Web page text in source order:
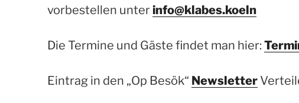
vorbestellen unter info@klabes.koeln
Die Termine und Gäste findet man hier:
Eintrag in den „Op Besök“ Newsletter